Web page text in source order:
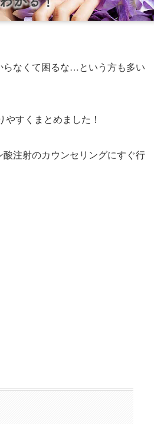
らなくて困るな…という方も多い
やすくまとめました！
注射のカウンセリングにすぐ行